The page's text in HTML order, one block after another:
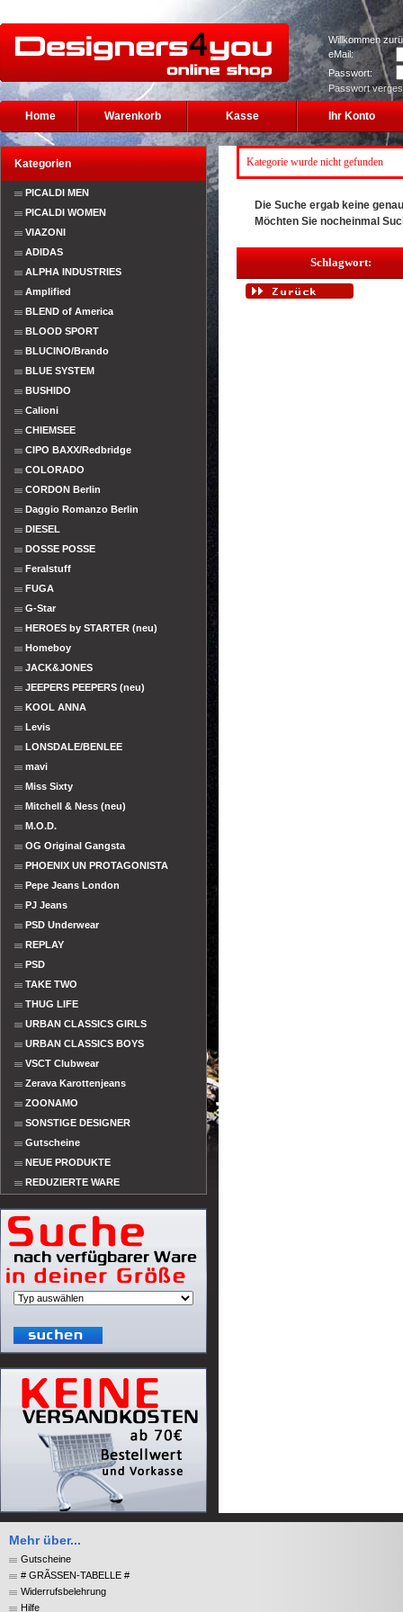
Willkommen
eMail:
Passwort:
Passwort
Home Warenkorb Kasse Ihr Konto
Kategorien
PICALDI MEN
PICALDI WOMEN
VIAZONI
ADIDAS
ALPHA INDUSTRIES
Amplified
BLEND of America
BLOOD SPORT
BLUCINO/Brando
BLUE SYSTEM
BUSHIDO
Calioni
CHIEMSEE
CIPO BAXX/Redbridge
COLORADO
CORDON Berlin
Daggio Romanzo Berlin
DIESEL
DOSSE POSSE
Feralstuff
FUGA
G-Star
HEROES by STARTER (neu)
Homeboy
JACK&JONES
JEEPERS PEEPERS (neu)
KOOL ANNA
Levis
LONSDALE/BENLEE
mavi
Miss Sixty
Mitchell & Ness (neu)
M.O.D.
OG Original Gangsta
PHOENIX UN PROTAGONISTA
Pepe Jeans London
PJ Jeans
PSD Underwear
REPLAY
PSD
TAKE TWO
THUG LIFE
URBAN CLASSICS GIRLS
URBAN CLASSICS BOYS
VSCT Clubwear
Zerava Karottenjeans
ZOONAMO
SONSTIGE DESIGNER
Gutscheine
NEUE PRODUKTE
REDUZIERTE WARE
Kategorie wurde nicht gefunden
Die Suche ergab keine
Möchten Sie nocheinmal
Schlagwort:
Mehr über...
Gutscheine
# GRÃSSEN-TABELLE #
Widerrufsbelehrung
Hilfe